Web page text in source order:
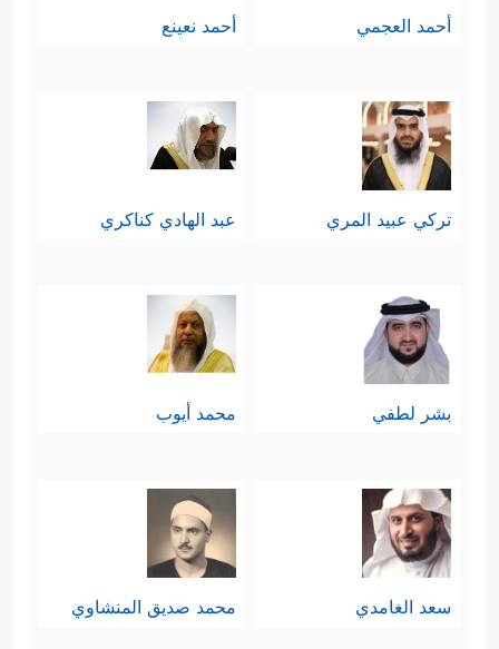
أحمد العجمي أحمد نعينع
تركي عبيد المري عبد الهادي كناكري
بشر لطفي محمد أيوب
سعد الغامدي محمد صديق المنشاوي